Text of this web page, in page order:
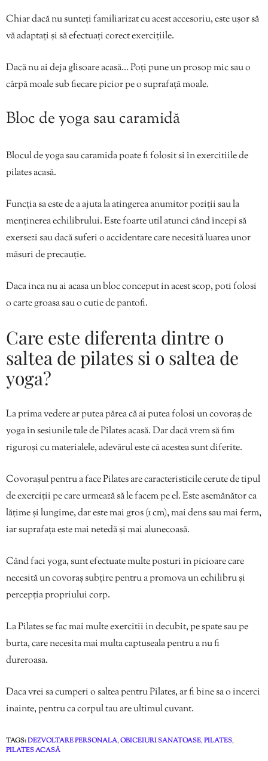
Chiar dacă nu sunteți familiarizat cu acest accesoriu, este ușor să
vă adaptați și să efectuați corect exercițiile.
Dacă nu ai deja glisoare acasă… Poți pune un prosop mic sau o
cârpă moale sub fiecare picior pe o suprafață moale.
Bloc de yoga sau caramidă
Blocul de yoga sau caramida poate fi folosit si în exercitiile de
pilates acasă.
Funcția sa este de a ajuta la atingerea anumitor poziții sau la
menținerea echilibrului. Este foarte util atunci când începi să
exersezi sau dacă suferi o accidentare care necesită luarea unor
măsuri de precauție.
Daca inca nu ai acasa un bloc conceput in acest scop, poti folosi
o carte groasa sau o cutie de pantofi.
Care este diferenta dintre o
saltea de pilates si o saltea de
yoga?
La prima vedere ar putea părea că ai putea folosi un covoraș de
yoga în sesiunile tale de Pilates acasă. Dar dacă vrem să fim
riguroși cu materialele, adevărul este că acestea sunt diferite.
Covorașul pentru a face Pilates are caracteristicile cerute de tipul
de exerciții pe care urmează să le facem pe el. Este asemănător ca
lățime și lungime, dar este mai gros (1 cm), mai dens sau mai ferm,
iar suprafața este mai netedă și mai alunecoasă.
Când faci yoga, sunt efectuate multe posturi în picioare care
necesită un covoraș subțire pentru a promova un echilibru și
percepția propriului corp.
La Pilates se fac mai multe exercitii in decubit, pe spate sau pe
burta, care necesita mai multa captuseala pentru a nu fi
dureroasa.
Daca vrei sa cumperi o saltea pentru Pilates, ar fi bine sa o incerci
inainte, pentru ca corpul tau are ultimul cuvant.
TAGS:DEZVOLTARE PERSONALA,OBICEIURI SANATOASE,PILATES,
PILATES ACASĂ